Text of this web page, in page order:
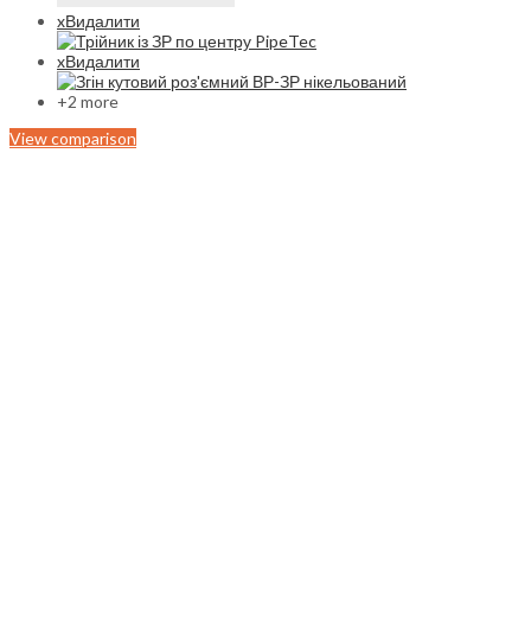
xВидалити
xВидалити
+2 more
View comparison